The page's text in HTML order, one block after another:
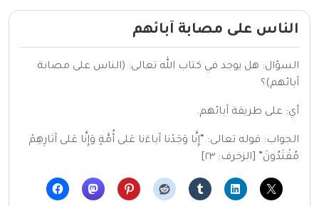
الناس على مصابة آبائهم
السؤال: هل يوجد في كتاب الله تعالى: (الناس على مصابة
آبائهم)؟
أي: على طريقة آبائهم.
الجواب: قوله تعالى: “إِنَّا وَجَدْنا آباءَنا عَلى أُمَّةٍ وَإِنَّا عَلى آثارِهِمْ
مُقْتَدُونَ” [الزخرف: ٢٣]